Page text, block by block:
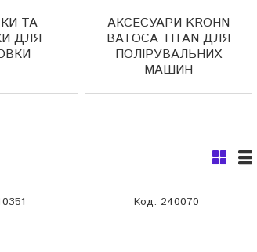
ТА
ДЛЯ
АКСЕСУАРИ KROHN
BATOCA TITAN ДЛЯ
ПОЛІРУВАЛЬНИХ
МАШИН
240070